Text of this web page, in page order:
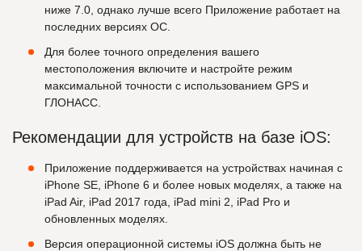
ниже 7.0, однако лучше всего Приложение работает на
последних версиях ОС.
Для более точного определения вашего
местоположения включите и настройте режим
максимальной точности с использованием GPS и
ГЛОНАСС.
Рекомендации для устройств на базе iOS:
Приложение поддерживается на устройствах начиная с
iPhone SE, iPhone 6 и более новых моделях, а также на
iPad Air, iPad 2017 года, iPad mini 2, iPad Pro и
обновленных моделях.
Версия операционной системы iOS должна быть не